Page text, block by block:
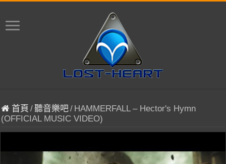
首頁 /聽音樂吧/ HAMMERFALL – Hector's Hymn
(OFFICIAL MUSIC VIDEO)